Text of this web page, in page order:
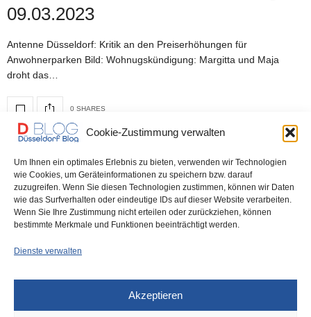
Cookie-Zustimmung verwalten
Um Ihnen ein optimales Erlebnis zu bieten, verwenden wir Technologien
wie Cookies, um Geräteinformationen zu speichern bzw. darauf
zuzugreifen. Wenn Sie diesen Technologien zustimmen, können wir Daten
wie das Surfverhalten oder eindeutige IDs auf dieser Website verarbeiten.
Wenn Sie Ihre Zustimmung nicht erteilen oder zurückziehen, können
bestimmte Merkmale und Funktionen beeinträchtigt werden.
Dienste verwalten
Akzeptieren
09.03.2023
Antenne Düsseldorf: Kritik an den Preiserhöhungen für
Anwohnerparken Bild: Wohnugskündigung: Margitta und Maja
droht das…
0 SHARES
DÜSSELDORF, DÜSSELDORF RESTAURANTS DÜSSELDORF WIRTSCHAFT
11. OKTOBER 2022
Gute Nachricht für Gastronomen,
schlechte Nachricht für Autofahrer
Gute Nachricht: Gastronomen dürfen Terrassen weiterhin nutzen.